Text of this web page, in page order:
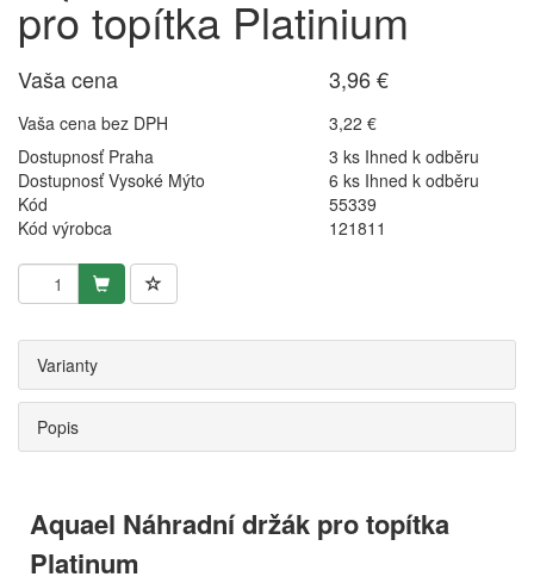
pro topítka Platinium
Vaša cena 3,96 €
Vaša cena bez DPH
3,22 €
Dostupnosť Praha
3 ks Ihned k odběru
Dostupnosť Vysoké Mýto
6 ks Ihned k odběru
Kód
55339
Kód výrobca
121811
Varianty
Popis
Aquael Náhradní držák pro topítka
Platinum